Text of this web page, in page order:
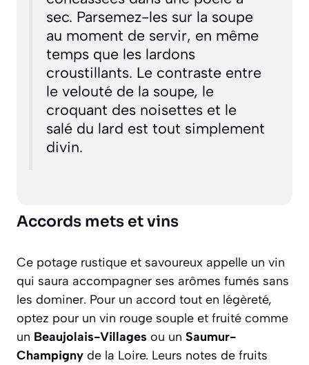
sec. Parsemez-les sur la soupe
au moment de servir, en même
temps que les lardons
croustillants. Le contraste entre
le velouté de la soupe, le
croquant des noisettes et le
salé du lard est tout simplement
divin.
Accords mets et vins
Ce potage rustique et savoureux appelle un vin
qui saura accompagner ses arômes fumés sans
les dominer. Pour un accord tout en légèreté,
optez pour un vin rouge souple et fruité comme
un Beaujolais-Villages ou un Saumur-
Champigny de la Loire. Leurs notes de fruits